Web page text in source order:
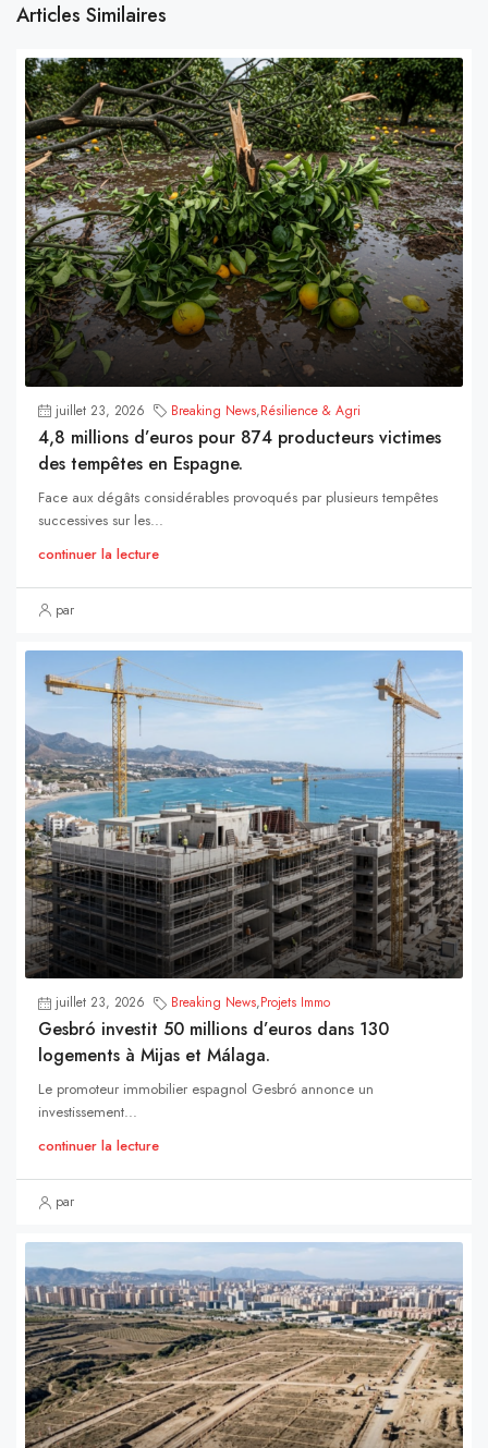
Articles Similaires
juillet 23, 2026 Breaking News,Résilience & Agri
4,8 millions d’euros pour 874 producteurs victimes
des tempêtes en Espagne.
Face aux dégâts considérables provoqués par plusieurs tempêtes
successives sur les...
continuer la lecture
par
juillet 23, 2026 Breaking News,Projets Immo
Gesbró investit 50 millions d’euros dans 130
logements à Mijas et Málaga.
Le promoteur immobilier espagnol Gesbró annonce un
investissement...
continuer la lecture
par